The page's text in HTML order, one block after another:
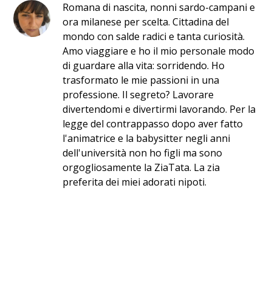
Romana di nascita, nonni sardo-campani e
ora milanese per scelta. Cittadina del
mondo con salde radici e tanta curiosità.
Amo viaggiare e ho il mio personale modo
di guardare alla vita: sorridendo. Ho
trasformato le mie passioni in una
professione. Il segreto? Lavorare
divertendomi e divertirmi lavorando. Per la
legge del contrappasso dopo aver fatto
l'animatrice e la babysitter negli anni
dell'università non ho figli ma sono
orgogliosamente la ZiaTata. La zia
preferita dei miei adorati nipoti.